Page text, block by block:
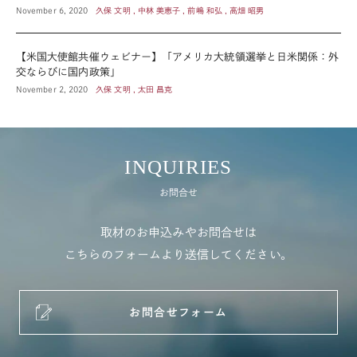
November 6, 2020 久保 文明 , 中林 美恵子 , 前嶋 和弘 , 高畑 昭男
【米国大使館共催ウェビナー】「アメリカ大統領選挙と日米関係：外
交ならびに国内政策」
November 2, 2020 久保 文明 , 太田 昌克
INQUIRIES
お問合せ
取材のお申込みやお問合せは
こちらのフォームより送信してください。
お問合せフォーム